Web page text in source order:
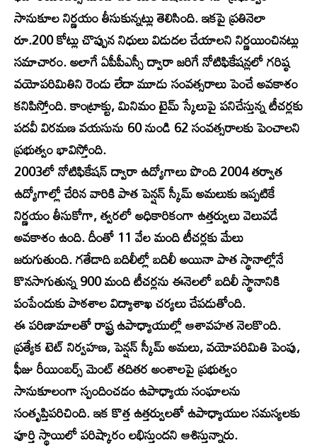
సానుకూల నిర్ణయం తీసుకున్నట్లు తెలిసింది. ఇకపై ప్రతినెలా
రూ.200 కోట్లు చొప్పున నిధులు విడుదల చేయాలని నిర్ణయించినట్లు
సమాచారం. అలాగే ఏపీపీఎస్సీ ద్వారా జరిగే నోటిఫికేషన్లలో గరిష్ఠ
వయోపరిమితిని రెండు లేదా మూడు సంవత్సరాలు పెంచే అవకాశం
కనిపిస్తోంది. కాంట్రాక్టు, మినిమం టైమ్ స్కేలుపై పనిచేస్తున్న టీచర్లకు
పదవీ విరమణ వయసును 60 నుండి 62 సంవత్సరాలకు పెంచాలని
ప్రభుత్వం భావిస్తోంది.
2003లో నోటిఫికేషన్ ద్వారా ఉద్యోగాలు పొంది 2004 తర్వాత
ఉద్యోగాల్లో చేరిన వారికి పాత పెన్షన్ స్కీమ్ అమలుకు ఇప్పటికే
నిర్ణయం తీసుకోగా, త్వరలో అధికారికంగా ఉత్తర్వులు వెలువడే
అవకాశం ఉంది. దీంతో 11 వేల మంది టీచర్లకు మేలు
జరుగుతుంది. గతేడాది బదిలీల్లో బదిలీ అయినా పాత స్థానాల్లోనే
కొనసాగుతున్న 900 మంది టీచర్లను ఈనెలలో బదిలీ స్థానానికి
పంపేందుకు పాఠశాల విద్యాశాఖ చర్యలు చేపడుతోంది.
ఈ పరిణామాలతో రాష్ట్ర ఉపాధ్యాయుల్లో ఆశావహత నెలకొంది.
ప్రత్యేక టెట్ నిర్వహణ, పెన్షన్ స్కీమ్ అమలు, వయోపరిమితి పెంపు,
ఫీజు రీయింబర్స్ మెంట్ తదితర అంశాలపై ప్రభుత్వం
సానుకూలంగా స్పందించడం ఉపాధ్యాయ సంఘాలను
సంతృప్తిపరిచింది. ఇక కొత్త ఉత్తర్వులతో ఉపాధ్యాయుల సమస్యలకు
పూర్తి స్థాయిలో పరిష్కారం లభిస్తుందని ఆశిస్తున్నారు.